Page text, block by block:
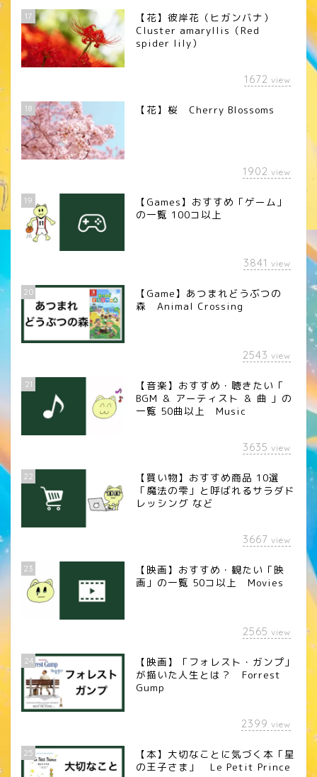
17
【花】彼岸花（ヒガンバナ）
Cluster amaryllis（Red
spider lily）
1672 view
18 【花】桜 Cherry Blossoms
1902 view
19
【Games】おすすめ「ゲーム」
の一覧 100コ以上
3841 view
20
【Game】あつまれどうぶつの
森 Animal Crossing
2543 view
21
【音楽】おすすめ・聴きたい「
BGM ＆ アーティスト ＆ 曲 」の
一覧 50曲以上 Music
3635 view
22
【買い物】おすすめ商品 10選
「魔法の雫」と呼ばれるサラダド
レッシング など
3667 view
23
【映画】おすすめ・観たい「映
画」の一覧 50コ以上 Movies
2565 view
24
【映画】「フォレスト・ガンプ」
が描いた人生とは？ Forrest
Gump
2399 view
25
【本】大切なことに気づく本「星
の王子さま」 Le Petit Prince